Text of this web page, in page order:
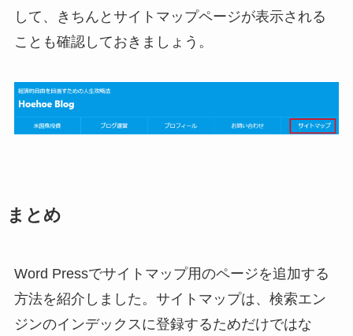
して、きちんとサイトマップページが表示される
ことも確認しておきましょう。
まとめ
Word Pressでサイトマップ用のページを追加する
方法を紹介しました。サイトマップは、検索エン
ジンのインデックスに登録するためだけではな